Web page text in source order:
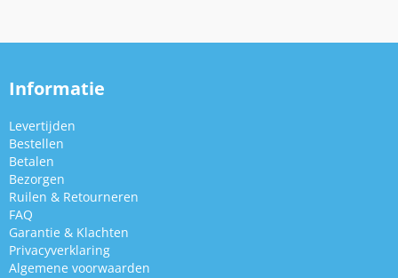
Informatie
Levertijden
Bestellen
Betalen
Bezorgen
Ruilen & Retourneren
FAQ
Garantie & Klachten
Privacyverklaring
Algemene voorwaarden